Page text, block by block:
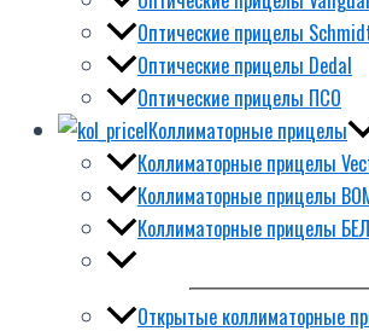
Оптические прицелы
Оптические прицелы Dedal
Оптические прицелы ПСО
Коллиматорные прицелы
Коллиматорные прицелы
Коллиматорные прицелы
Коллиматорные прицелы
Открытые коллиматорные